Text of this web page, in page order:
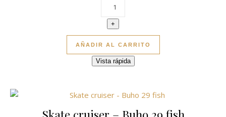
+
AÑADIR AL CARRITO
Vista rápida